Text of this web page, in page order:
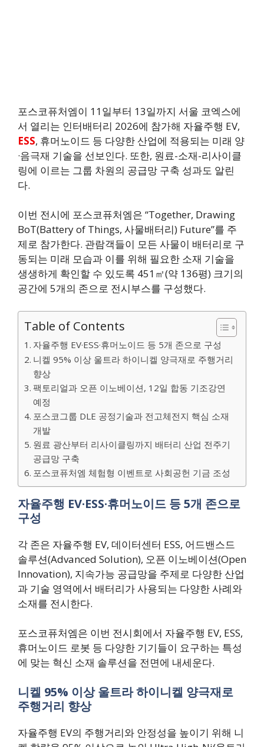
포스코퓨처엠이 11일부터 13일까지 서울 코엑스에
서 열리는 인터배터리 2026에 참가해 자율주행 EV,
ESS, 휴머노이드 등 다양한 산업에 적용되는 미래 양
·음극재 기술을 선보인다. 또한, 원료-소재-리사이클
링에 이르는 그룹 차원의 공급망 구축 성과도 알린
다.
이번 전시에 포스코퓨처엠은 “Together, Drawing
BoT(Battery of Things, 사물배터리) Future”를 주
제로 참가한다. 관람객들이 모든 사물이 배터리로 구
동되는 미래 모습과 이를 위해 필요한 소재 기술을
생생하게 확인할 수 있도록 451㎡(약 136평) 크기의
공간에 5개의 존으로 전시부스를 구성했다.
Table of Contents
자율주행 EV·ESS·휴머노이드 등 5개 존으로 구성
니켈 95% 이상 울트라 하이니켈 양극재로 주행거리
향상
팩토리얼과 오픈 이노베이션, 12일 합동 기조강연
예정
포스코그룹 DLE 공정기술과 전고체전지 핵심 소재
개발
원료 광산부터 리사이클링까지 배터리 산업 전주기
공급망 구축
포스코퓨처엠 체험형 이벤트로 사회공헌 기금 조성
자율주행 EV·ESS·휴머노이드 등 5개 존으로
구성
각 존은 자율주행 EV, 데이터센터 ESS, 어드밴스드
솔루션(Advanced Solution), 오픈 이노베이션(Open
Innovation), 지속가능 공급망을 주제로 다양한 산업
과 기술 영역에서 배터리가 사용되는 다양한 사례와
소재를 전시한다.
포스코퓨처엠은 이번 전시회에서 자율주행 EV, ESS,
휴머노이드 로봇 등 다양한 기기들이 요구하는 특성
에 맞는 혁신 소재 솔루션을 전면에 내세운다.
니켈 95% 이상 울트라 하이니켈 양극재로
주행거리 향상
자율주행 EV의 주행거리와 안정성을 높이기 위해 니